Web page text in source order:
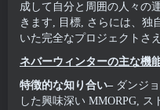
成して自分と周囲の人々の
きます, 目標, さらには、独
いた完全なプロジェクトさ
ネバーウィンターの主な機
特徴的な知り合い– ダンジ
した興味深い MMORPG,